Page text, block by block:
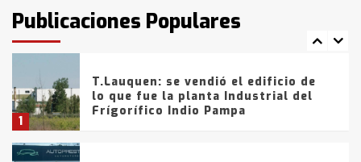
Publicaciones Populares
fueron detenidos por
comercialización de drogas en la
tarde del sábado
1
T.Lauquen: se vendió el edificio de
lo que fue la planta Industrial del
Frígorífico Indio Pampa